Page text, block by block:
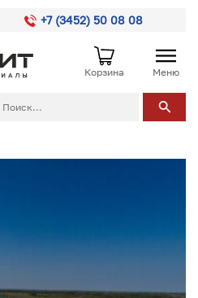
+7 (3452) 50 08 08
Корзина Меню